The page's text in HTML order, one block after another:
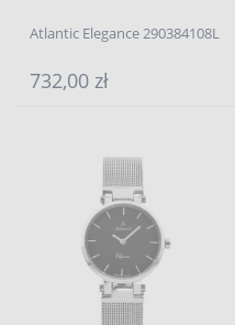
Atlantic Elegance 290384108L
732,00 zł